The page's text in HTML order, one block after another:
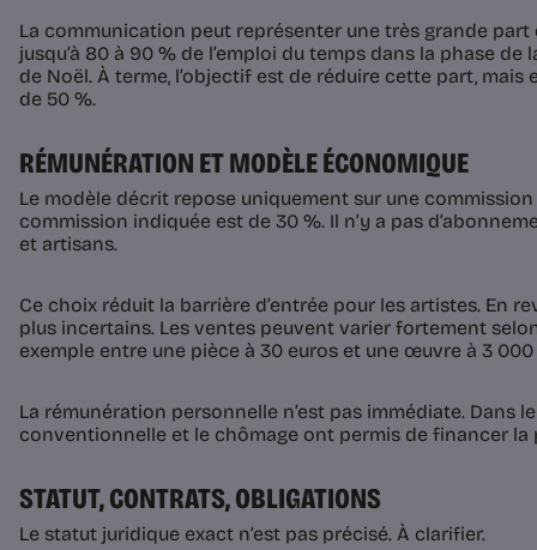
La communication peut représenter une très grande part
jusqu’à 80 à 90 % de l’emploi du temps dans la phase de
de Noël. À terme, l’objectif est de réduire cette part,
de 50 %.
RÉMUNÉRATION ET MODÈLE ÉCONOMIQUE
Le modèle décrit repose uniquement sur une commission
commission indiquée est de 30 %. Il n’y a pas
et artisans.
Ce choix réduit la barrière d’entrée pour les artistes. En
plus incertains. Les ventes peuvent varier fortement
exemple entre une pièce à 30 euros et une œuvre à 3 000
La rémunération personnelle n’est pas immédiate. Dans
conventionnelle et le chômage ont permis de financer la
STATUT, CONTRATS, OBLIGATIONS
Le statut juridique exact n’est pas précisé. À clarifier.